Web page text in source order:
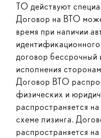
ТО действуют
Договор на ВТО
время при наличии
договор бессрочный
исполнения
Договор ВТО
физических и
распространяется
схеме лизинга.
распространяется